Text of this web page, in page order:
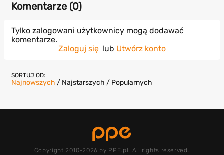
Komentarze (0)
Tylko zalogowani użytkownicy mogą dodawać
komentarze.
Zaloguj się lub Utwórz konto
SORTUJ OD:
Najnowszych / Najstarszych / Popularnych
Copyright 2010-2026 by PPE.pl. All rights reserved.